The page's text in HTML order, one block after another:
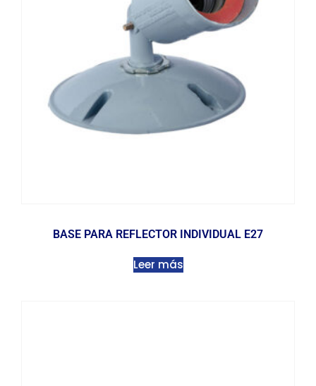
BASE PARA REFLECTOR INDIVIDUAL E27
Leer más